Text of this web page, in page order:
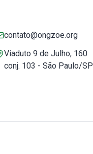
contato@ongzoe.org
Viaduto 9 de Julho, 160
conj. 103 - São Paulo/SP